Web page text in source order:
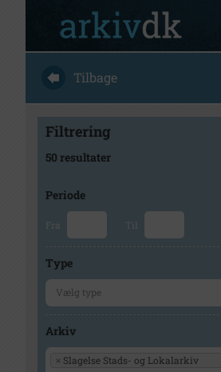
Tilbage
Filtrering
50 resultater
Periode
Fra Til
Type
Arkiv
× Slagelse Stads- og Lokalarkiv